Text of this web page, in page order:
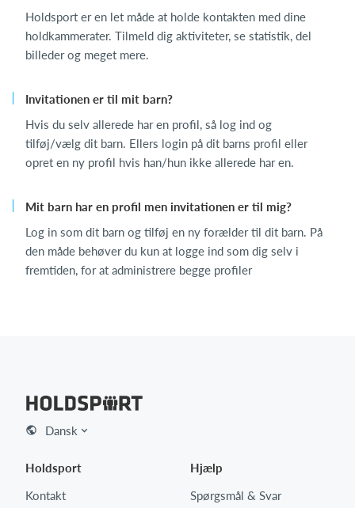
Holdsport er en let måde at holde kontakten med dine
holdkammerater. Tilmeld dig aktiviteter, se statistik, del
billeder og meget mere.
Invitationen er til mit barn?
Hvis du selv allerede har en profil, så log ind og
tilføj/vælg dit barn. Ellers login på dit barns profil eller
opret en ny profil hvis han/hun ikke allerede har en.
Mit barn har en profil men invitationen er til mig?
Log in som dit barn og tilføj en ny forælder til dit barn. På
den måde behøver du kun at logge ind som dig selv i
fremtiden, for at administrere begge profiler
Dansk
Holdsport
Kontakt
Hjælp
Spørgsmål & Svar